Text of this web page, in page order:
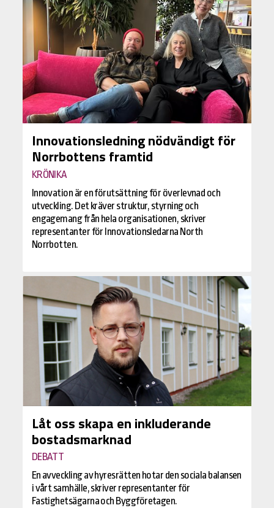
Innovationsledning nödvändigt för
Norrbottens framtid
KRÖNIKA
Innovation är en förutsättning för överlevnad och
utveckling. Det kräver struktur, styrning och
engagemang från hela organisationen, skriver
representanter för Innovationsledarna North
Norrbotten.
Låt oss skapa en inkluderande
bostadsmarknad
DEBATT
En avveckling av hyresrätten hotar den sociala balansen
i vårt samhälle, skriver representanter för
Fastighetsägarna och Byggföretagen.